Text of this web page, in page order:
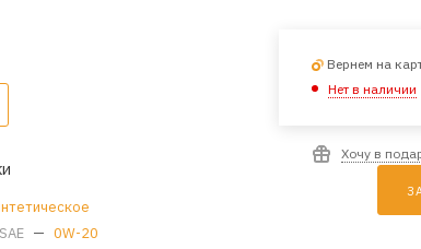
— 0W-20
Вернем на
Нет в наличии
Хочу в